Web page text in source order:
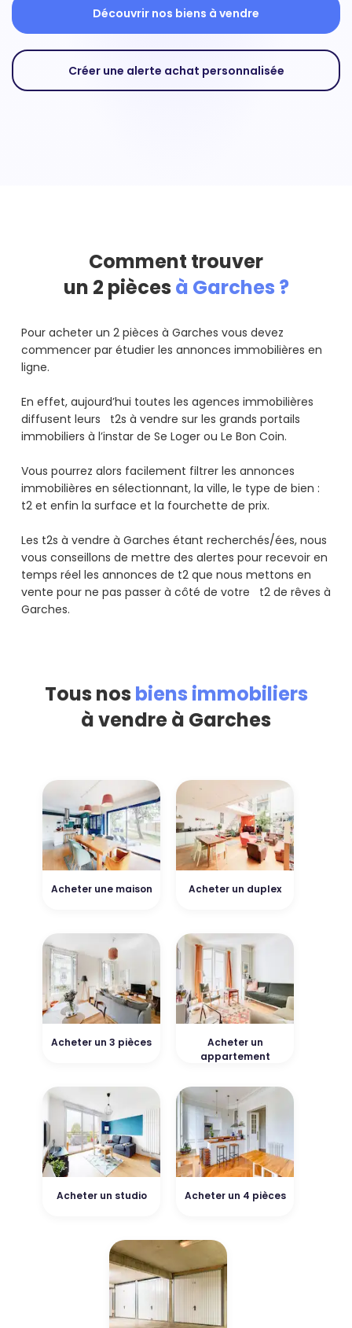
Découvrir nos biens à vendre
Créer une alerte achat personnalisée
Comment trouver
un 2 pièces à Garches ?
Pour acheter un 2 pièces à Garches vous devez
commencer par étudier les annonces immobilières en
ligne.
En effet, aujourd’hui toutes les agences immobilières
diffusent leurs t2s à vendre sur les grands portails
immobiliers à l’instar de Se Loger ou Le Bon Coin.
Vous pourrez alors facilement filtrer les annonces
immobilières en sélectionnant, la ville, le type de bien :
t2 et enfin la surface et la fourchette de prix.
Les t2s à vendre à Garches étant recherchés/ées, nous
vous conseillons de mettre des alertes pour recevoir en
temps réel les annonces de t2 que nous mettons en
vente pour ne pas passer à côté de votre t2 de rêves à
Garches.
Tous nos biens immobiliers
à vendre à Garches
Acheter une maison Acheter un duplex
Acheter un 3 pièces
Acheter un
appartement
Acheter un studio Acheter un 4 pièces